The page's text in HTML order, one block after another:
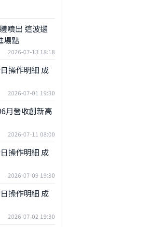
噴出 這波還
場點
2026-07-13 18:18
操作明細 成
2026-07-01 19:30
月營收創新高
2026-07-11 08:00
操作明細 成
2026-07-09 19:30
操作明細 成
2026-07-02 19:30